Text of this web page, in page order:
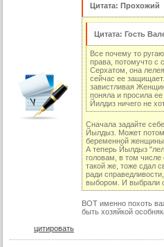
Цитата: Прохожий
Цитата: Гость
Все почему то
права, потомучто с
Серхатом, она
сейчас ее
завистливая
поняла и просила ее
Йилдиз ничего не
Сначала задайте
Йылдыз. Может
беременной
А теперь Йылдыз
головам, в том
такой же, тоже сдал
ради
выбором. И выбрали
ВОТ именно похоть
быть хозяйкой
цитировать